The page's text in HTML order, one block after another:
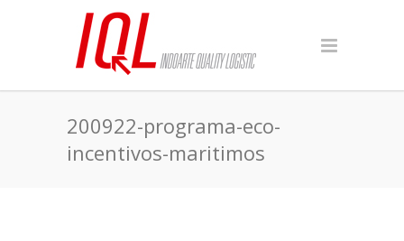
200922-programa-eco-
incentivos-maritimos